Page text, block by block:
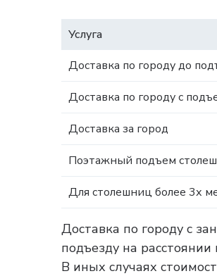
Услуга
Доставка по городу до
Доставка по городу с
Доставка за город
Поэтажный подъем
Для столешниц более 3х
Доставка по городу с
подъезду на
В иных случаях